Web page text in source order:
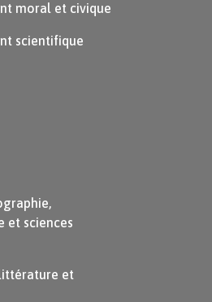
moral et civique
scientifique
et sciences
et